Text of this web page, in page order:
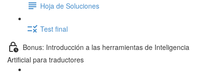
Hoja de Soluciones
Test final
Bonus: Introducción a las herramientas de Inteligencia
Artificial para traductores